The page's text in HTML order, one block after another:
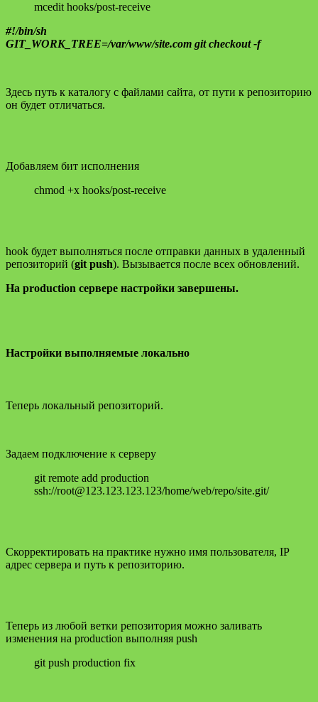
mcedit hooks/post-receive
#!/bin/sh
GIT_WORK_TREE=/var/www/site.com git checkout -f
Здесь путь к каталогу с файлами сайта, от пути к репозиторию
он будет отличаться.
Добавляем бит исполнения
chmod +x hooks/post-receive
hook будет выполняться после отправки данных в удаленный
репозиторий (git push). Вызывается после всех обновлений.
На production сервере настройки завершены.
Настройки выполняемые локально
Теперь локальный репозиторий.
Задаем подключение к серверу
git remote add production
ssh://root@123.123.123.123/home/web/repo/site.git/
Скорректировать на практике нужно имя пользователя, IP
адрес сервера и путь к репозиторию.
Теперь из любой ветки репозитория можно заливать
изменения на production выполняя push
git push production fix